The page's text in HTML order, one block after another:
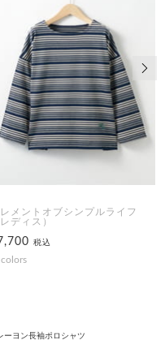
レメントオブシンプルライフ
レディス）
税込
colors
ーヨン長袖ポロシャツ